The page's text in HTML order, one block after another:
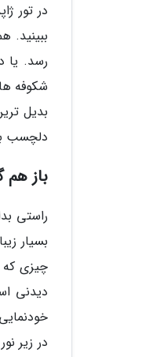
در تور
ببینید.
رسد. یا
شکوفه
بدیل
دلچسب
باز هم
راستی
بسیار
چیزی که
دیدنی
در زیر